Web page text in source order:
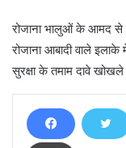
रोजाना भालुओं के आमद से
रोजाना आबादी वाले
सुरक्षा के तमाम दावे खोखले